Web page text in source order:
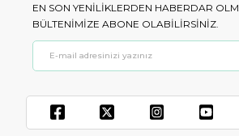
EN SON YENILIKLERDEN HABERDAR
BÜLTENIMIZE ABONE OLABILIRSINIZ.